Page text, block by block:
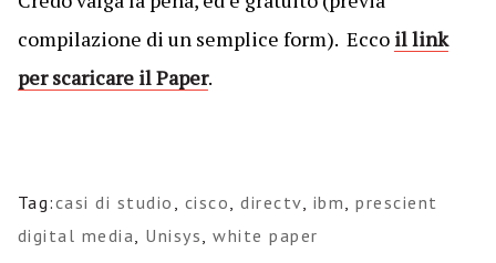
compilazione di un semplice form). Ecco il link
per scaricare il Paper.
Tag:casi di studio , cisco,directv, ibm,prescient
digital media, Unisys,white paper